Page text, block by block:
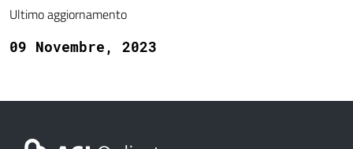
Ultimo aggiornamento
09 Novembre, 2023